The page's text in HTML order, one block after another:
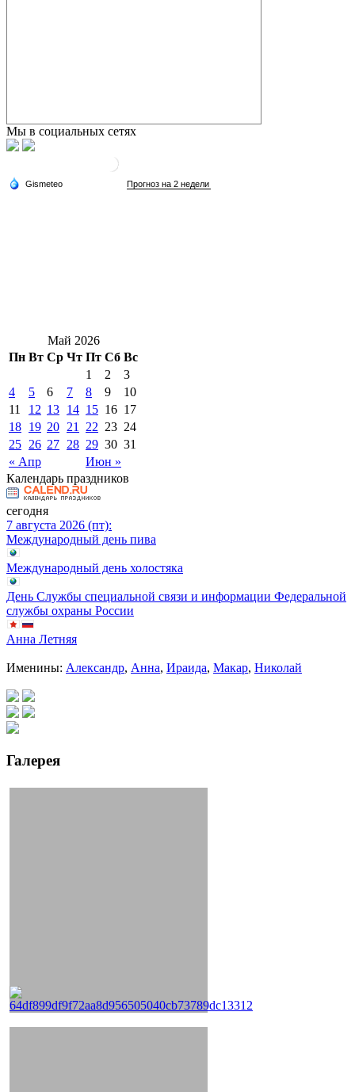
Мы в социальных сетях
Май 2026
Пн Вт Ср Чт Пт Сб Вс
« Апр Июн »
1 2
3
4
5 6 7 8 9
10
11
12 13 14 15 16 17
18 19 20 21 22 23 24
25 26 27 28 29 30 31
Календарь праздников
сегодня
7 августа 2026 (пт):
Международный день пива
Международный день холостяка
День Службы специальной связи и информации Федеральной
службы охраны России
Анна Летняя
Именины: Александр, Анна, Ираида, Макар, Николай
Галерея